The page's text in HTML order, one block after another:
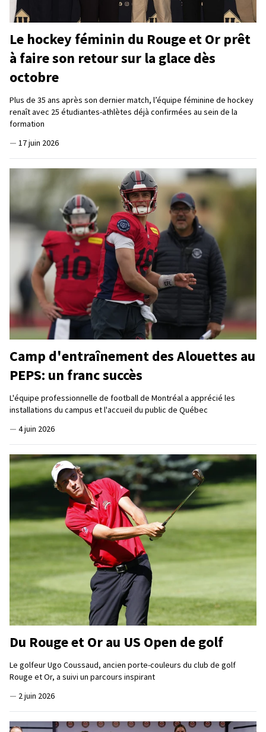
Le hockey féminin du Rouge et Or prêt
à faire son retour sur la glace dès
octobre
Plus de 35 ans après son dernier match, l’équipe féminine de hockey
renaît avec 25 étudiantes-athlètes déjà confirmées au sein de la
formation
— 17 juin 2026
Camp d'entraînement des Alouettes au
PEPS: un franc succès
L'équipe professionnelle de football de Montréal a apprécié les
installations du campus et l'accueil du public de Québec
— 4 juin 2026
Du Rouge et Or au US Open de golf
Le golfeur Ugo Coussaud, ancien porte-couleurs du club de golf
Rouge et Or, a suivi un parcours inspirant
— 2 juin 2026